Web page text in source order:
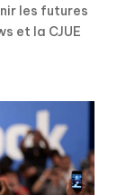
les futures
et la CJUE